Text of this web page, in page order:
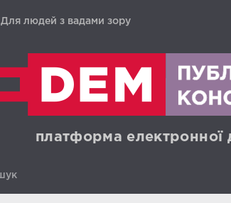
Для людей з вадами зору
платформа електронної